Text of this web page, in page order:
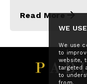
WE
We use
to
website,
targeted
to
Read More